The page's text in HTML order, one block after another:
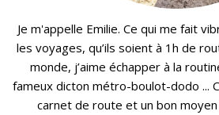
Je m'appelle Emilie. Ce qui me fait
les voyages, qu’ils soient à 1h de
monde, j’aime échapper à la
fameux dicton métro-boulot-dodo ...
carnet de route et un bon